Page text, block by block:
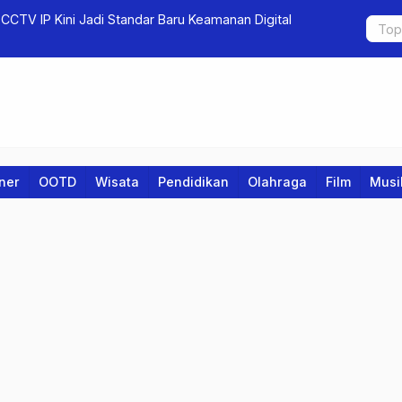
Standar Baru Keamanan Digital
Pembebasan 17
Berpotensi Mundur
OOTD Wisata Pendidikan Olahraga Film